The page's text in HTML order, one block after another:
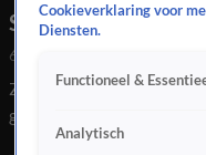
Spice Girls-Mel B
6 juli 2025, 08:28
Zangeres Mel B is in het
getrouwd met haar
Cathedral, een
Cookieverklaring voor
Diensten.
Functioneel &
Analytisch